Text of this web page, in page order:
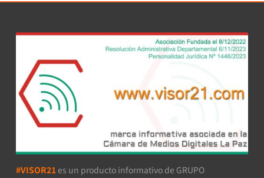
#VISOR21 es un producto informativo de GRUPO